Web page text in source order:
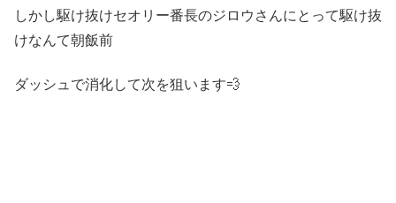
しかし駆け抜けセオリー番長のジロウさんにとって駆け抜
けなんて朝飯前
ダッシュで消化して次を狙います💨